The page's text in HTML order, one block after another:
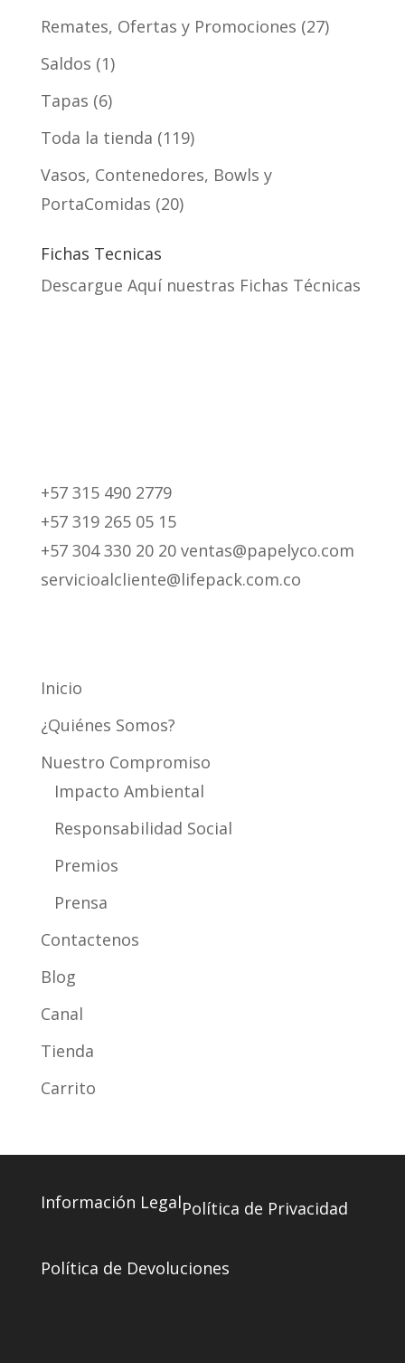
Remates, Ofertas y Promociones 27
Saldos 1
Tapas 6
Toda la tienda 119
Vasos, Contenedores, Bowls y
PortaComidas 20
Fichas Tecnicas
Descargue Aquí nuestras Fichas Técnicas
+57 315 490 2779
+57 319 265 05 15
+57 304 330 20 20 ventas@papelyco.com
servicioalcliente@lifepack.com.co
Inicio
¿Quiénes Somos?
Nuestro Compromiso
Impacto Ambiental
Responsabilidad Social
Premios
Prensa
Contactenos
Blog
Canal
Tienda
Carrito
Información LegalPolítica de Privacidad
Política de Devoluciones